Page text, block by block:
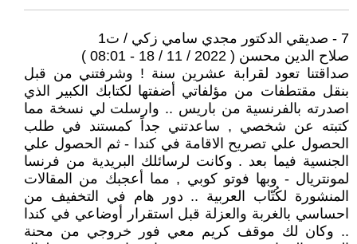
7 - صديقي الدكتور مجدي سامي زكي / ت1
صلاح الدين محسن ( 2022 / 11 / 18 - 08:01 )
صداقتنا تعود لقرابة عشرين سنة ! وشرفتني من قبل
بنقل مقتطفات من مؤلفاتي أضفتها لكتابك الكبير الذي
اصدرته بالفرنسية من باريس .. وارسلت لي نسخة مما
كتبته عن شخصي , ساعدتني جداً كمستند في طلب
الحصول علي تصريح الاقامة في كندا - ثم الحصول علي
الجنسية فيما بعد . وكانت لرسائلك البريدية من فرنسا
لمونتريال - وبها فوتو كوبي , مما أعجبك من المقالات
المنشورة لكُتّاب العربية .. دور هام في التخفيف من
احساسي بالغربة والعزلة قبل استقرار أوضاعي في كندا
.. وكان لك موقف كريم معي فور خروجي من محنة